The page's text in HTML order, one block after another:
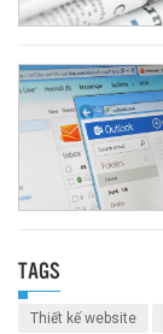
TAGS
Thiết kế website